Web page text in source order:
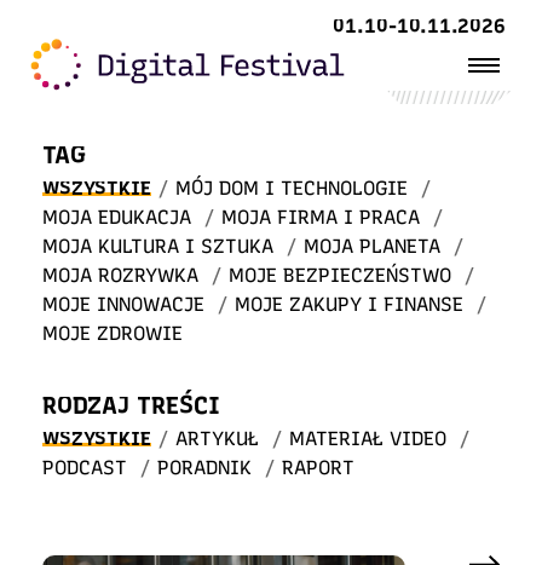
01.10-10.11.2026
w STREFIE WIEDZY
TAG
WSZYSTKIE / MÓJ DOM I TECHNOLOGIE
/
MOJA EDUKACJA
/ MOJA FIRMA I PRACA
/
MOJA KULTURA I SZTUKA
/ MOJA PLANETA
/
MOJA ROZRYWKA
/ MOJE BEZPIECZEŃSTWO
/
MOJE INNOWACJE
/ MOJE ZAKUPY I FINANSE
/
MOJE ZDROWIE
RODZAJ TREŚCI
WSZYSTKIE / ARTYKUŁ / MATERIAŁ VIDEO
/
PODCAST
/ PORADNIK / RAPORT